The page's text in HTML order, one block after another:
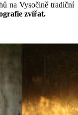
na Vysočině tradiční
zvířat.